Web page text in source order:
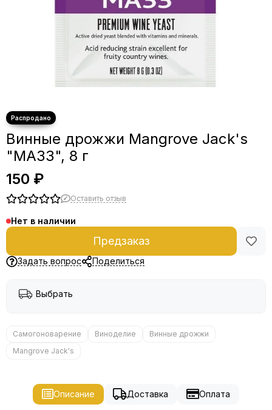
Винные дрожжи Mangrove Jack's
"MA33", 8 г
150 ₽
Оставить отзыв
Нет в наличии
Предзаказ
Задать вопрос Поделиться
Выбрать
Самогоноварение Виноделие
Винные дрожжи
Mangrove Jack's
Описание Доставка Оплата